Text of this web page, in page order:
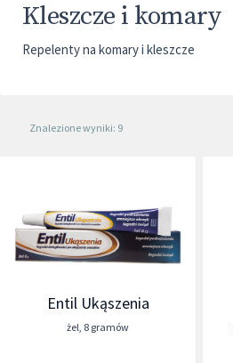
Kleszcze i komary
Repelenty na komary i kleszcze
Znalezione wyniki: 9
Entil Ukąszenia
żel, 8 gramów